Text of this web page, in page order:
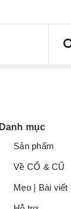
Danh mục
Sản phẩm
Về CỔ & CŨ
Mẹo | Bài viết